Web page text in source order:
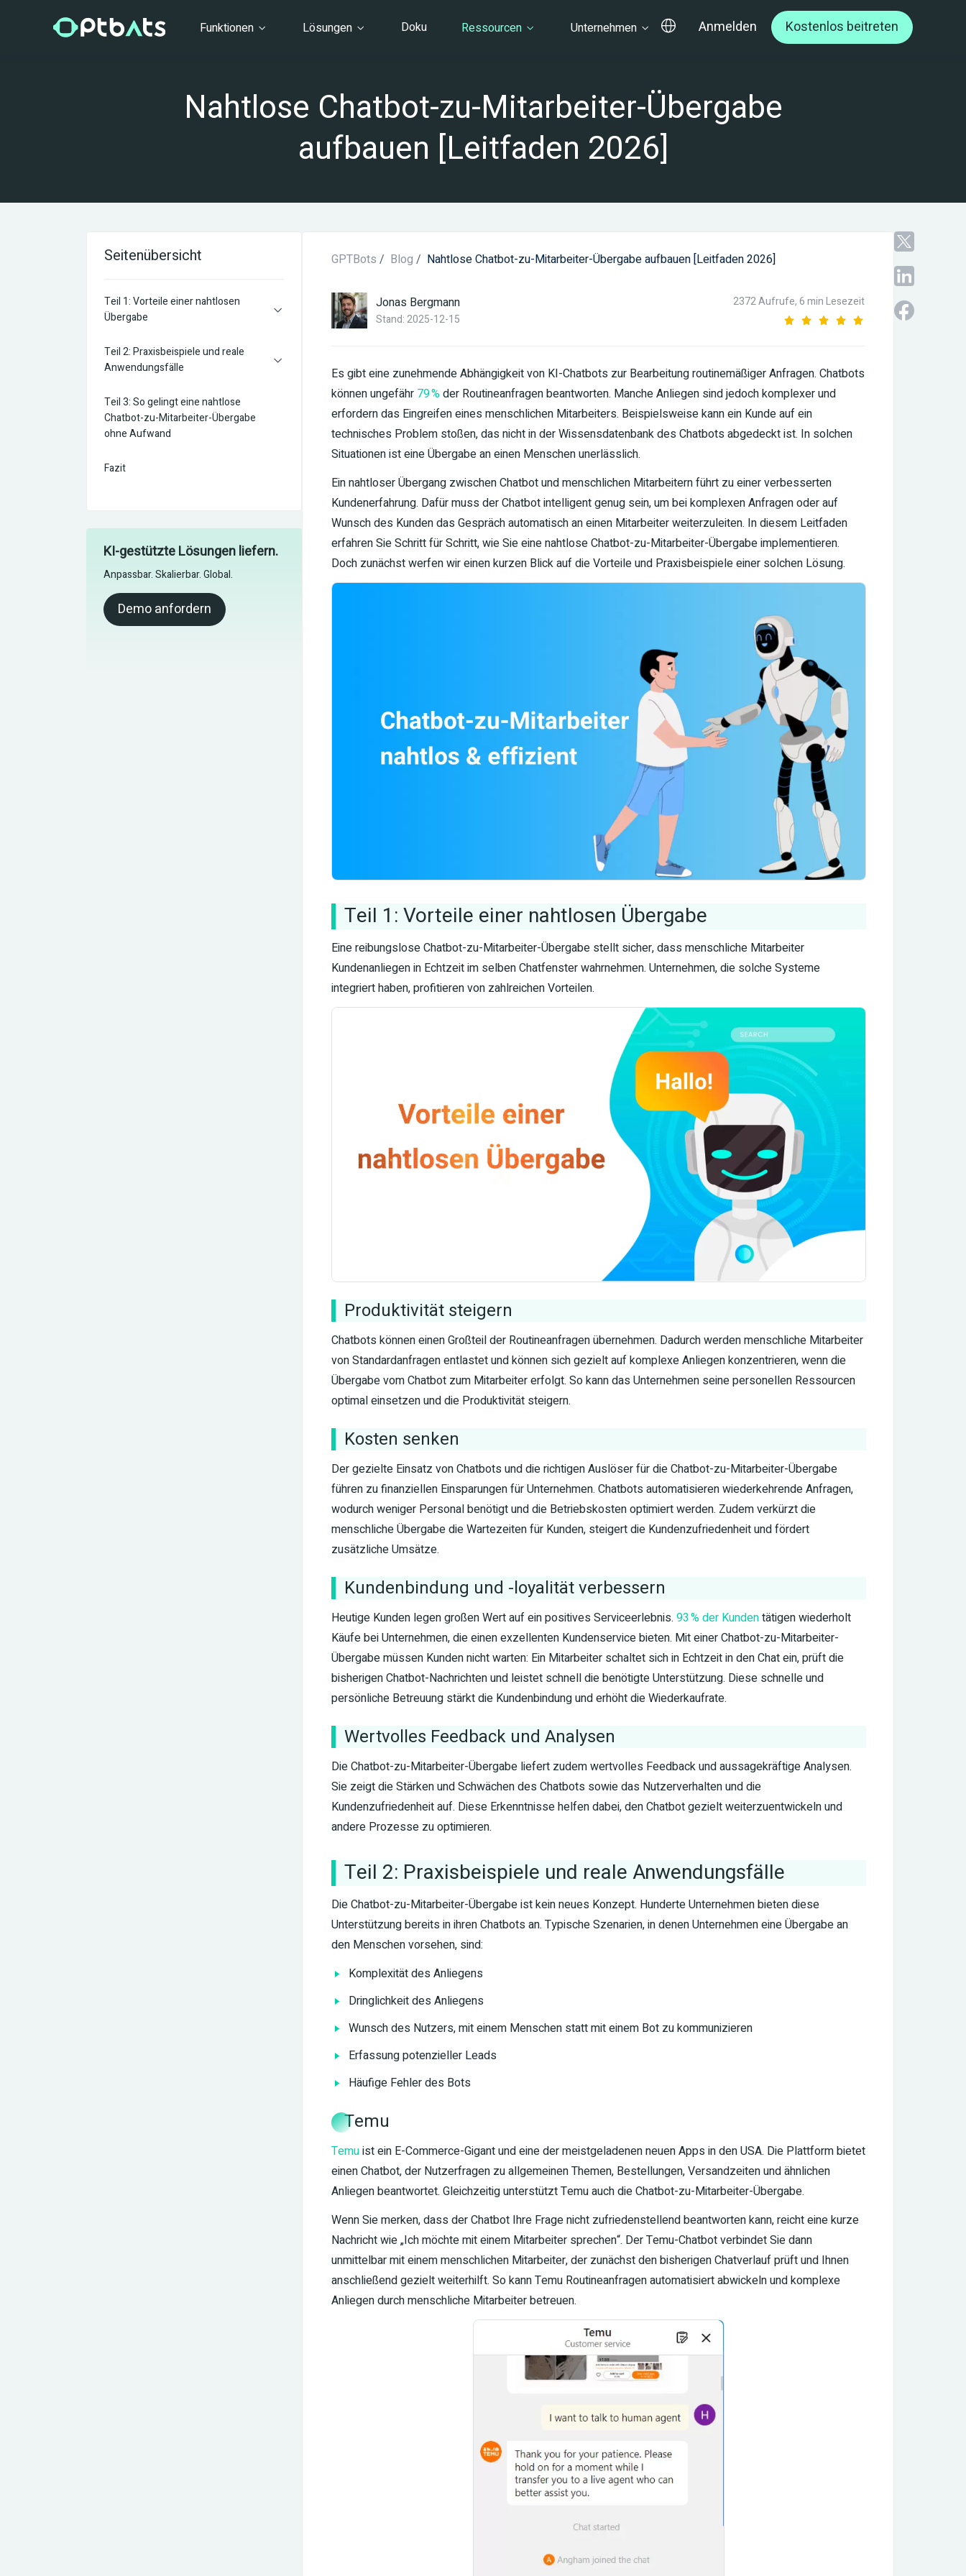
Funktionen Lösungen Doku Ressourcen Unternehmen Anmelden Kostenlos beitreten
Nahtlose Chatbot-zu-Mitarbeiter-Übergabe
aufbauen [Leitfaden 2026]
Seitenübersicht
Teil 1: Vorteile einer nahtlosen
Übergabe
Teil 2: Praxisbeispiele und reale
Anwendungsfälle
Teil 3: So gelingt eine nahtlose
Chatbot-zu-Mitarbeiter-Übergabe
ohne Aufwand
Fazit
KI-gestützte Lösungen liefern.
Anpassbar. Skalierbar. Global.
Demo anfordern
GPTBots / Blog / Nahtlose Chatbot-zu-Mitarbeiter-Übergabe aufbauen [Leitfaden 2026]
Jonas Bergmann
Stand: 2025-12-15
2372 Aufrufe,6 min Lesezeit
Es gibt eine zunehmende Abhängigkeit von KI-Chatbots zur Bearbeitung routinemäßiger Anfragen. Chatbots
können ungefähr 79 %der Routineanfragen beantworten. Manche Anliegen sind jedoch komplexer und
erfordern das Eingreifen eines menschlichen Mitarbeiters. Beispielsweise kann ein Kunde auf ein
technisches Problem stoßen, das nicht in der Wissensdatenbank des Chatbots abgedeckt ist. In solchen
Situationen ist eine Übergabe an einen Menschen unerlässlich.
Ein nahtloser Übergang zwischen Chatbot und menschlichen Mitarbeitern führt zu einer verbesserten
Kundenerfahrung. Dafür muss der Chatbot intelligent genug sein, um bei komplexen Anfragen oder auf
Wunsch des Kunden das Gespräch automatisch an einen Mitarbeiter weiterzuleiten. In diesem Leitfaden
erfahren Sie Schritt für Schritt, wie Sie eine nahtlose Chatbot-zu-Mitarbeiter-Übergabe implementieren.
Doch zunächst werfen wir einen kurzen Blick auf die Vorteile und Praxisbeispiele einer solchen Lösung.
Teil 1: Vorteile einer nahtlosen Übergabe
Eine reibungslose Chatbot-zu-Mitarbeiter-Übergabe stellt sicher, dass menschliche Mitarbeiter
Kundenanliegen in Echtzeit im selben Chatfenster wahrnehmen. Unternehmen, die solche Systeme
integriert haben, profitieren von zahlreichen Vorteilen.
Produktivität steigern
Chatbots können einen Großteil der Routineanfragen übernehmen. Dadurch werden menschliche Mitarbeiter
von Standardanfragen entlastet und können sich gezielt auf komplexe Anliegen konzentrieren, wenn die
Übergabe vom Chatbot zum Mitarbeiter erfolgt. So kann das Unternehmen seine personellen Ressourcen
optimal einsetzen und die Produktivität steigern.
Kosten senken
Der gezielte Einsatz von Chatbots und die richtigen Auslöser für die Chatbot-zu-Mitarbeiter-Übergabe
führen zu finanziellen Einsparungen für Unternehmen. Chatbots automatisieren wiederkehrende Anfragen,
wodurch weniger Personal benötigt und die Betriebskosten optimiert werden. Zudem verkürzt die
menschliche Übergabe die Wartezeiten für Kunden, steigert die Kundenzufriedenheit und fördert
zusätzliche Umsätze.
Kundenbindung und -loyalität verbessern
Heutige Kunden legen großen Wert auf ein positives Serviceerlebnis. 93 % der Kundentätigen wiederholt
Käufe bei Unternehmen, die einen exzellenten Kundenservice bieten. Mit einer Chatbot-zu-Mitarbeiter-
Übergabe müssen Kunden nicht warten: Ein Mitarbeiter schaltet sich in Echtzeit in den Chat ein, prüft die
bisherigen Chatbot-Nachrichten und leistet schnell die benötigte Unterstützung. Diese schnelle und
persönliche Betreuung stärkt die Kundenbindung und erhöht die Wiederkaufrate.
Wertvolles Feedback und Analysen
Die Chatbot-zu-Mitarbeiter-Übergabe liefert zudem wertvolles Feedback und aussagekräftige Analysen.
Sie zeigt die Stärken und Schwächen des Chatbots sowie das Nutzerverhalten und die
Kundenzufriedenheit auf. Diese Erkenntnisse helfen dabei, den Chatbot gezielt weiterzuentwickeln und
andere Prozesse zu optimieren.
Teil 2: Praxisbeispiele und reale Anwendungsfälle
Die Chatbot-zu-Mitarbeiter-Übergabe ist kein neues Konzept. Hunderte Unternehmen bieten diese
Unterstützung bereits in ihren Chatbots an. Typische Szenarien, in denen Unternehmen eine Übergabe an
den Menschen vorsehen, sind:
Komplexität des Anliegens
Dringlichkeit des Anliegens
Wunsch des Nutzers, mit einem Menschen statt mit einem Bot zu kommunizieren
Erfassung potenzieller Leads
Häufige Fehler des Bots
Temu
Temuist ein E-Commerce-Gigant und eine der meistgeladenen neuen Apps in den USA. Die Plattform bietet
einen Chatbot, der Nutzerfragen zu allgemeinen Themen, Bestellungen, Versandzeiten und ähnlichen
Anliegen beantwortet. Gleichzeitig unterstützt Temu auch die Chatbot-zu-Mitarbeiter-Übergabe.
Wenn Sie merken, dass der Chatbot Ihre Frage nicht zufriedenstellend beantworten kann, reicht eine kurze
Nachricht wie „Ich möchte mit einem Mitarbeiter sprechen“. Der Temu-Chatbot verbindet Sie dann
unmittelbar mit einem menschlichen Mitarbeiter, der zunächst den bisherigen Chatverlauf prüft und Ihnen
anschließend gezielt weiterhilft. So kann Temu Routineanfragen automatisiert abwickeln und komplexe
Anliegen durch menschliche Mitarbeiter betreuen.